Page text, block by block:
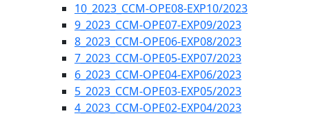
10_2023_CCM-OPE08-EXP10/2023
9_2023_CCM-OPE07-EXP09/2023
8_2023_CCM-OPE06-EXP08/2023
7_2023_CCM-OPE05-EXP07/2023
6_2023_CCM-OPE04-EXP06/2023
5_2023_CCM-OPE03-EXP05/2023
4_2023_CCM-OPE02-EXP04/2023